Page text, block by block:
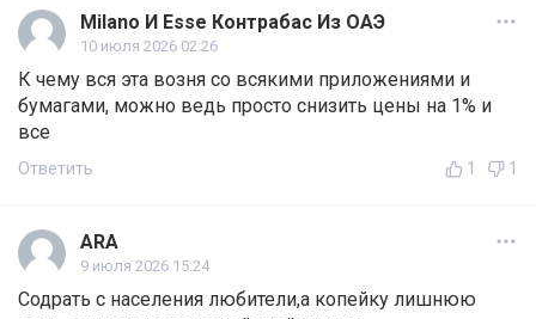
Milano И Esse Контрабас Из ОАЭ
10 июля 2026 02:26
К чему вся эта возня со всякими приложениями и
бумагами, можно ведь просто снизить цены на 1% и
все
Ответить 1 1
ARA
9 июля 2026 15:24
Содрать с населения любители,а копейку лишнюю